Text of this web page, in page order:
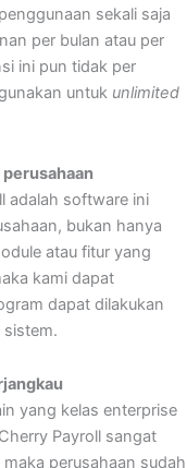
sekali saja
per bulan atau per
ini pun tidak per
untuk unlimited
adalah software ini
bukan hanya
atau fitur yang
kami dapat
dapat dilakukan
sistem.
yang kelas enterprise
Payroll sangat
perusahaan sudah